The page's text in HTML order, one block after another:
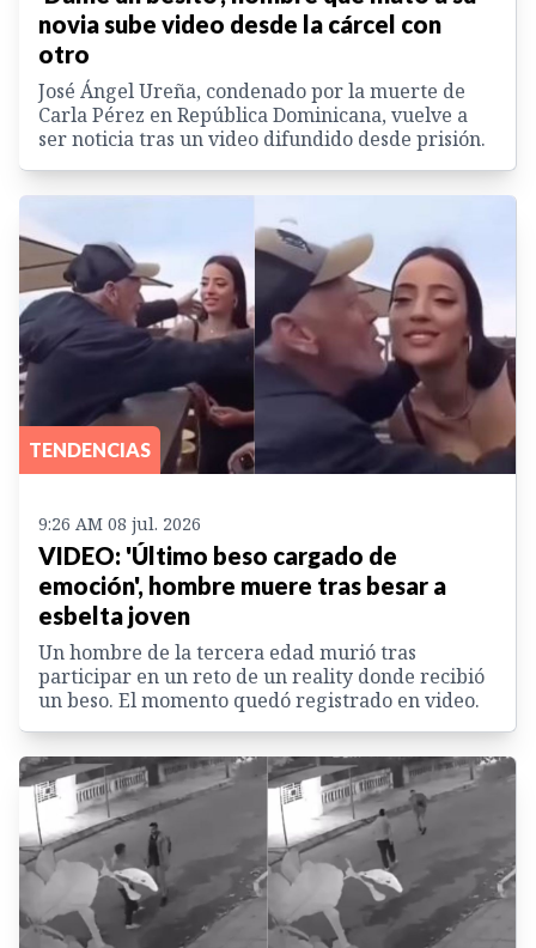
novia sube video desde la cárcel con
otro
José Ángel Ureña, condenado por la muerte de
Carla Pérez en República Dominicana, vuelve a
ser noticia tras un video difundido desde prisión.
TENDENCIAS
9:26 AM 08 jul. 2026
VIDEO: 'Último beso cargado de
emoción', hombre muere tras besar a
esbelta joven
Un hombre de la tercera edad murió tras
participar en un reto de un reality donde recibió
un beso. El momento quedó registrado en video.